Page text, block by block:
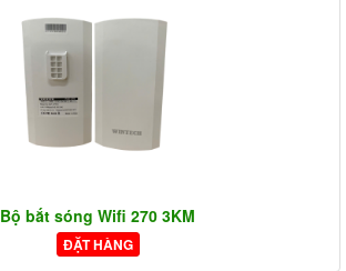
Bộ bắt sóng Wifi 270 3KM
ĐẶT HÀNG